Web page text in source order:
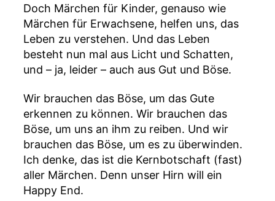
Doch Märchen für Kinder, genauso wie
Märchen für Erwachsene, helfen uns, das
Leben zu verstehen. Und das Leben
besteht nun mal aus Licht und Schatten,
und – ja, leider – auch aus Gut und Böse.
Wir brauchen das Böse, um das Gute
erkennen zu können. Wir brauchen das
Böse, um uns an ihm zu reiben. Und wir
brauchen das Böse, um es zu überwinden.
Ich denke, das ist die Kernbotschaft (fast)
aller Märchen. Denn unser Hirn will ein
Happy End.